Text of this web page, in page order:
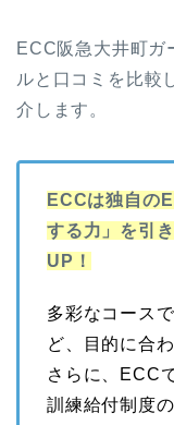
ECC阪急大井町ガ
ルと口コミを比較
介します。
ECCは独自の
する力」を引
UP！
多彩なコース
ど、目的に合
さらに、ECC
訓練給付制度